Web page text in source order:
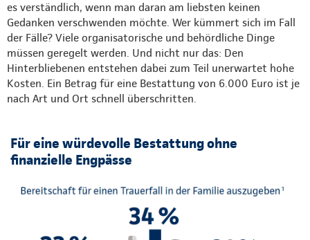
es verständlich, wenn man daran am liebsten keinen
Gedanken verschwenden möchte. Wer kümmert sich im Fall
der Fälle? Viele organisatorische und behördliche Dinge
müssen geregelt werden. Und nicht nur das: Den
Hinterbliebenen entstehen dabei zum Teil unerwartet hohe
Kosten. Ein Betrag für eine Bestattung von 6.000 Euro ist je
nach Art und Ort schnell überschritten.
Für eine würdevolle Bestattung ohne
finanzielle Engpässe